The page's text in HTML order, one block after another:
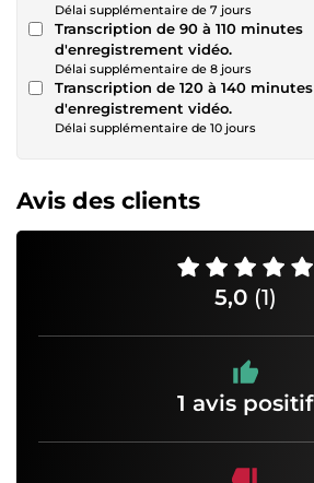
Délai supplémentaire de 7 jours
Transcription de 90 à 110 minutes
d'enregistrement vidéo.
Délai supplémentaire de 8 jours
Transcription de 120 à 140 minutes
d'enregistrement vidéo.
Délai supplémentaire de 10 jours
Avis des clients
5,0 (1)
1 avis positif